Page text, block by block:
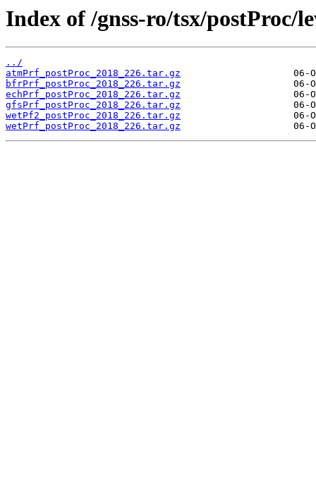
Index of /gnss-ro/tsx/postProc/
../
atmPrf_postProc_2018_226.tar.gz
bfrPrf_postProc_2018_226.tar.gz
echPrf_postProc_2018_226.tar.gz
gfsPrf_postProc_2018_226.tar.gz
wetPf2_postProc_2018_226.tar.gz
wetPrf_postProc_2018_226.tar.gz